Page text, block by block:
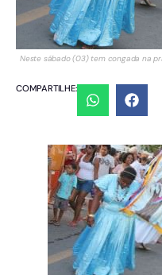
Neste sábado (03) tem congada na
COMPARTILHE: